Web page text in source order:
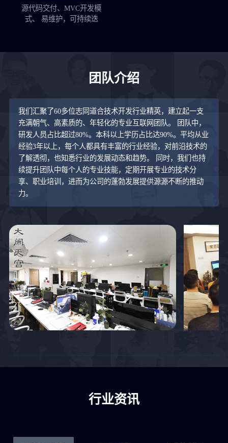
源代码交付、MVC开发模
式、 易维护，可持续迭
团队介绍
我们汇聚了60多位志同道合技术开发行业精英，建立起一支
充满朝气、高素质的、年轻化的专业互联网团队。 团队中，
研发人员占比超过80%。本科以上学历占比达90%。平均从业
经验3年以上，每个人都具有丰富的行业经验，对前沿技术的
了解透彻，也知悉行业的发展动态和趋势。 同时，我们也持
续提升团队中每个人的专业技能，定期开展专业的技术分
享、职业培训，进而为公司的蓬勃发展提供源源不断的推动
力。
行业资讯